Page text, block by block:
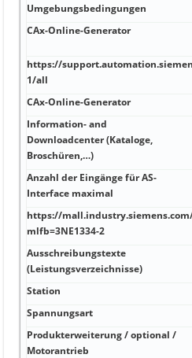
Umgebungsbedingungen
CAx-Online-Generator
https://
1/all
CAx-Online-Generator
Information- and
Downloadcenter (Kataloge,
Broschüren,…)
Anzahl der Eingänge für AS-
Interface maximal
https://
mlfb=3NE1334-2
Ausschreibungstexte
(Leistungsverzeichnisse)
Station
Spannungsart
Produkterweiterung / optional /
Motorantrieb